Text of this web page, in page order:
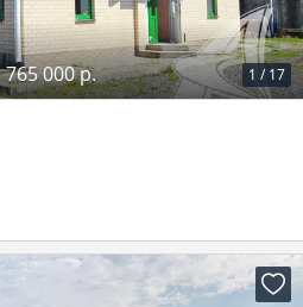
1 / 17
765 000 р.